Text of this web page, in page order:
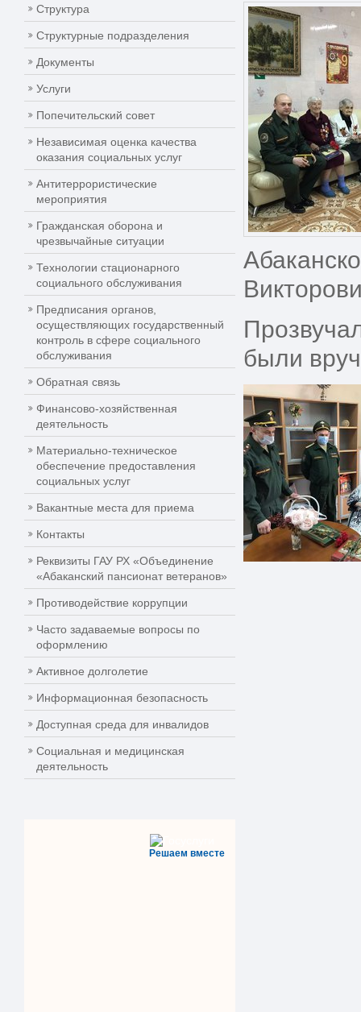
Структура
Структурные подразделения
Документы
Услуги
Попечительский совет
Независимая оценка качества
оказания социальных услуг
Антитеррористические
мероприятия
Гражданская оборона и
чрезвычайные ситуации
Технологии стационарного
социального обслуживания
Предписания органов,
осуществляющих государственный
контроль в сфере социального
обслуживания
Обратная связь
Финансово-хозяйственная
деятельность
Материально-техническое
обеспечение предоставления
социальных услуг
Вакантные места для приема
Контакты
Реквизиты ГАУ РХ «Объединение
«Абаканский пансионат ветеранов»
Противодействие коррупции
Часто задаваемые вопросы по
оформлению
Активное долголетие
Информационная безопасность
Доступная среда для инвалидов
Социальная и медицинская
деятельность
Решаем вместе
были